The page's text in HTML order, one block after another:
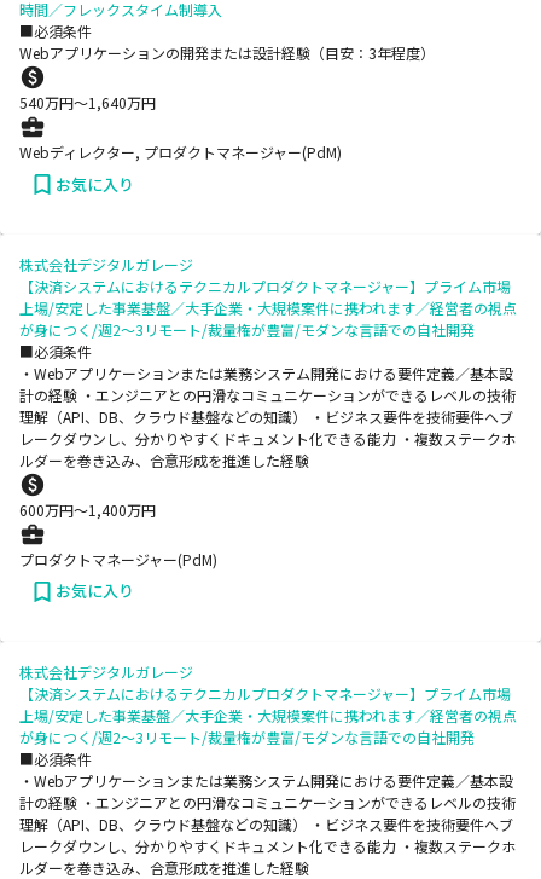
時間／フレックスタイム制導入
■必須条件
Webアプリケーションの開発または設計経験（目安：3年程度）
540万円〜1,640万円
Webディレクター, プロダクトマネージャー(PdM)
お気に入り
株式会社デジタルガレージ
【決済システムにおけるテクニカルプロダクトマネージャー】プライム市場
上場/安定した事業基盤／大手企業・大規模案件に携われます／経営者の視点
が身につく/週2～3リモート/裁量権が豊富/モダンな言語での自社開発
■必須条件
・Webアプリケーションまたは業務システム開発における要件定義／基本設
計の経験 ・エンジニアとの円滑なコミュニケーションができるレベルの技術
理解（API、DB、クラウド基盤などの知識） ・ビジネス要件を技術要件へブ
レークダウンし、分かりやすくドキュメント化できる能力 ・複数ステークホ
ルダーを巻き込み、合意形成を推進した経験
600万円〜1,400万円
プロダクトマネージャー(PdM)
お気に入り
株式会社デジタルガレージ
【決済システムにおけるテクニカルプロダクトマネージャー】プライム市場
上場/安定した事業基盤／大手企業・大規模案件に携われます／経営者の視点
が身につく/週2～3リモート/裁量権が豊富/モダンな言語での自社開発
■必須条件
・Webアプリケーションまたは業務システム開発における要件定義／基本設
計の経験 ・エンジニアとの円滑なコミュニケーションができるレベルの技術
理解（API、DB、クラウド基盤などの知識） ・ビジネス要件を技術要件へブ
レークダウンし、分かりやすくドキュメント化できる能力 ・複数ステークホ
ルダーを巻き込み、合意形成を推進した経験